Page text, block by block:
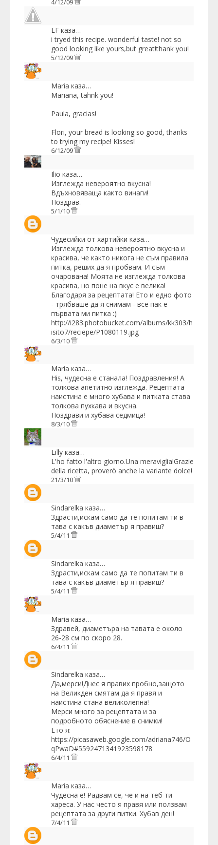
4/12/09
LF каза…
i tryed this recipe. wonderful taste! not so
good looking like yours,but great!thank you!
5/12/09
Maria каза…
Mariana, tahnk you!
Paula, gracias!
Flori, your bread is looking so good, thanks
to trying my recipe! Kisses!
6/12/09
Ilio каза…
Изглежда невероятно вкусна!
Вдъхновяваща както винаги!
Поздрав.
5/1/10
Чудесийки от хартийки каза…
Изглежда толкова невероятно вкусна и
красива, че както никога не съм правила
питка, реших да я пробвам. И съм
очарована! Моята не изглежда толкова
красива, но поне на вкус е велика!
Благодаря за рецептата! Ето и едно фото
- трябваше да я снимам - все пак е
първата ми питка :)
http://i283.photobucket.com/albums/kk303/h
isito7/reciepe/P1080119.jpg
6/3/10
Maria каза…
His, чудесна е станала! Поздравления! А
толкова апетитно изглежда. Рецептата
наистина е много хубава и питката става
толкова пухкава и вкусна.
Поздрави и хубава седмица!
8/3/10
Lilly каза…
L'ho fatto l'altro giorno.Una meraviglia!Grazie
della ricetta, proverò anche la variante dolce!
21/3/10
Sindarelka каза…
Здрасти,искам само да те попитам ти в
тава с какъв диаметър я правиш?
5/4/11
Sindarelka каза…
Здрасти,искам само да те попитам ти в
тава с какъв диаметър я правиш?
5/4/11
Maria каза…
Здравей, диаметъра на тавата е около
26-28 см по скоро 28.
6/4/11
Sindarelka каза…
Да,мерси!Днес я правих пробно,защото
на Великден смятам да я правя и
наистина стана великолепна!
Мерси много за рецептата и за
подробното обяснение в снимки!
Ето я:
https://picasaweb.google.com/adriana746/O
qPwaD#5592471341923598178
6/4/11
Maria каза…
Чудесна е! Радвам се, че и на теб ти
хареса. У нас често я правя или ползвам
рецептата за други питки. Хубав ден!
7/4/11